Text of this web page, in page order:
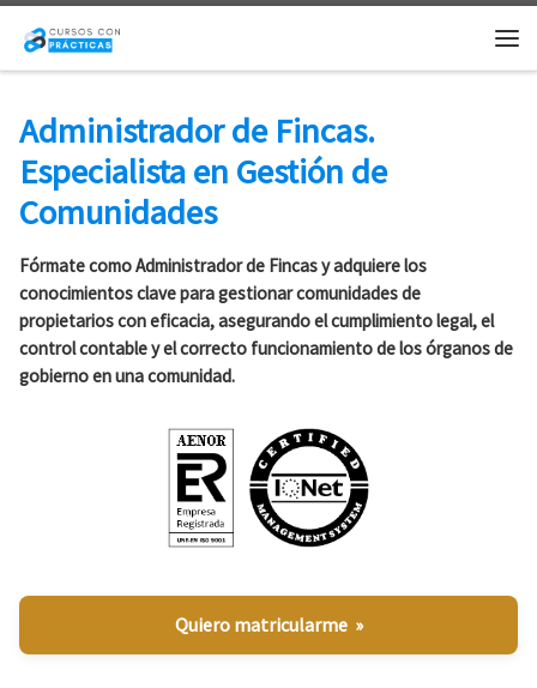
Saltar al contenido
Administrador de Fincas.
Especialista en Gestión de
Comunidades
Fórmate como Administrador de Fincas y adquiere los
conocimientos clave para gestionar comunidades de
propietarios con eficacia, asegurando el cumplimiento legal, el
control contable y el correcto funcionamiento de los órganos de
gobierno en una comunidad.
Quiero matricularme »